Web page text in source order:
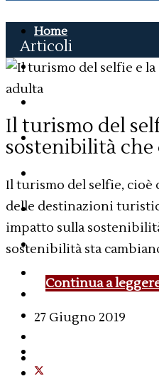
Home
Articoli
Report
Bio
Contatti
Articoli
Il turismo del
sostenibilità
Il turismo del selfie, cioè
delle destinazioni
impatto sulla
sostenibilità sta
Continua a
27 Giugno 2019